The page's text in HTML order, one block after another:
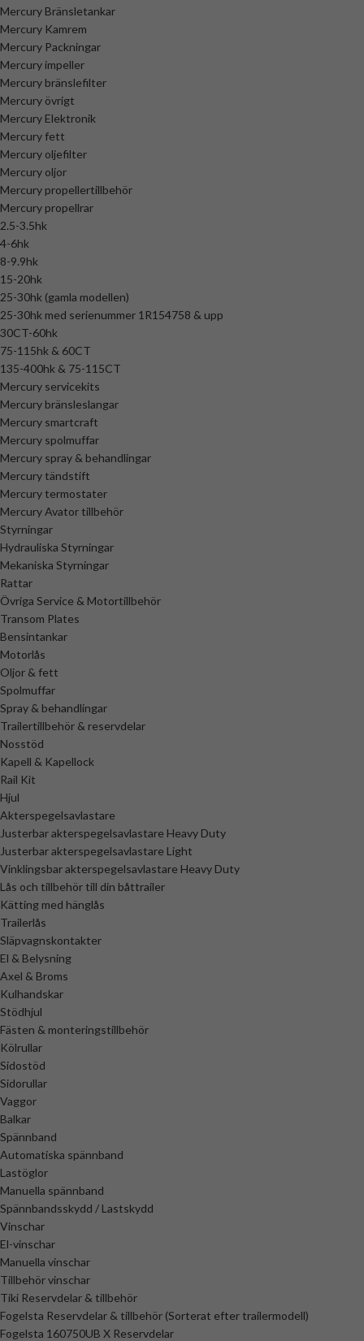
Mercury Bränsletankar
Mercury Kamrem
Mercury Packningar
Mercury impeller
Mercury bränslefilter
Mercury övrigt
Mercury Elektronik
Mercury fett
Mercury oljefilter
Mercury oljor
Mercury propellertillbehör
Mercury propellrar
2.5-3.5hk
4-6hk
8-9.9hk
15-20hk
25-30hk (gamla modellen)
25-30hk med serienummer 1R154758 & upp
30CT-60hk
75-115hk & 60CT
135-400hk & 75-115CT
Mercury servicekits
Mercury bränsleslangar
Mercury smartcraft
Mercury spolmuffar
Mercury spray & behandlingar
Mercury tändstift
Mercury termostater
Mercury Avator tillbehör
Styrningar
Hydrauliska Styrningar
Mekaniska Styrningar
Rattar
Övriga Service & Motortillbehör
Transom Plates
Bensintankar
Motorlås
Oljor & fett
Spolmuffar
Spray & behandlingar
Trailertillbehör & reservdelar
Nosstöd
Kapell & Kapellock
Rail Kit
Hjul
Akterspegelsavlastare
Justerbar akterspegelsavlastare Heavy Duty
Justerbar akterspegelsavlastare Light
Vinklingsbar akterspegelsavlastare Heavy Duty
Lås och tillbehör till din båttrailer
Kätting med hänglås
Trailerlås
Släpvagnskontakter
El & Belysning
Axel & Broms
Kulhandskar
Stödhjul
Fästen & monteringstillbehör
Kölrullar
Sidostöd
Sidorullar
Vaggor
Balkar
Spännband
Automatiska spännband
Lastöglor
Manuella spännband
Spännbandsskydd / Lastskydd
Vinschar
El-vinschar
Manuella vinschar
Tillbehör vinschar
Tiki Reservdelar & tillbehör
Fogelsta Reservdelar & tillbehör (Sorterat efter trailermodell)
Fogelsta 160750UB X Reservdelar